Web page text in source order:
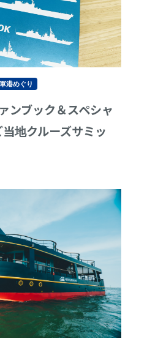
軍港めぐり
ンブック＆スペシャ
地クルーズサミッ